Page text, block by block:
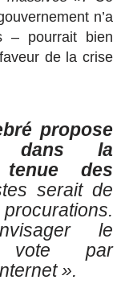
n’a
– pourrait bien
de la crise
propose
dans la
des
serait de
le
vote par
».